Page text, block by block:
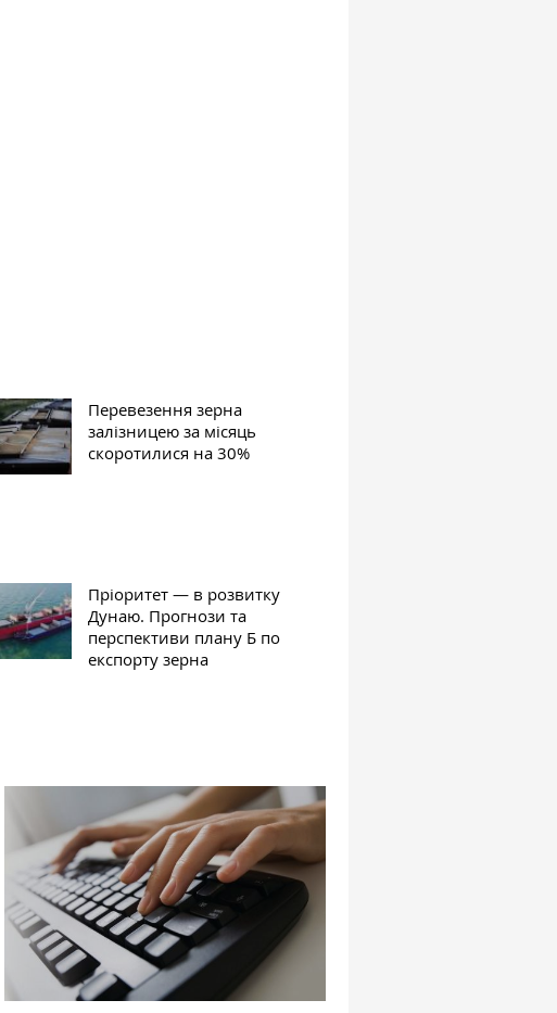
Перевезення зерна
залізницею за місяць
скоротилися на 30%
Пріоритет — в розвитку
Дунаю. Прогнози та
перспективи плану Б по
експорту зерна